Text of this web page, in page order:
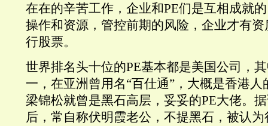
在在的辛苦工作，企业和PE们是互相成就
操作和资源，管控前期的风险，企业才有
行股票。
世界排名头十位的PE基本都是美国公司，
一，在亚洲曾用名“百仕通”，大概是香港
梁锦松就曾是黑石高层，妥妥的PE大佬。
后，常自称伏明霞老公，不提黑石，被认